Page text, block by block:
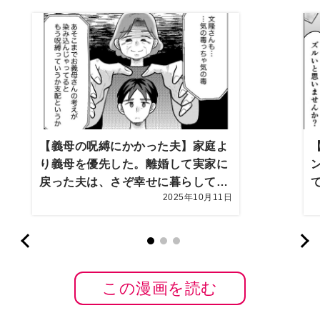
【義母の呪縛にかかった夫】家庭よ
り義母を優先した。離婚して実家に
戻った夫は、さぞ幸せに暮らしてい
ると思いきや…【第10話まんが】
2025年10月11日
この漫画を読む